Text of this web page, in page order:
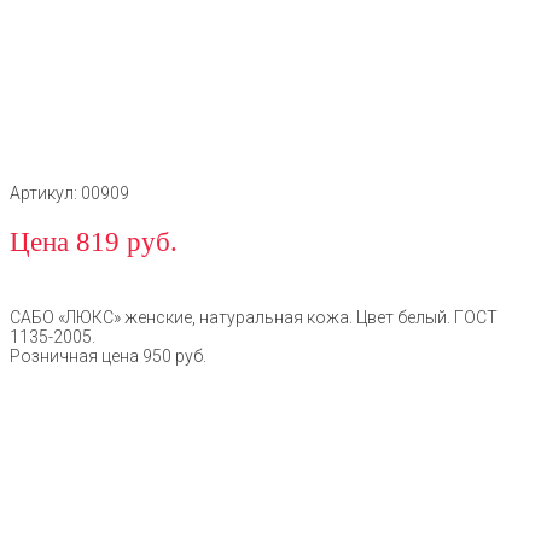
Артикул: 00909
Цена 819 руб.
САБО «ЛЮКС» женские, натуральная кожа. Цвет белый. ГОСТ
1135-2005.
Розничная цена 950 руб.